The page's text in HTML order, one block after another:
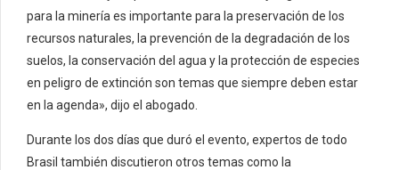
para la minería es importante para la preservación de los
recursos naturales, la prevención de la degradación de los
suelos, la conservación del agua y la protección de especies
en peligro de extinción son temas que siempre deben estar
en la agenda», dijo el abogado.
Durante los dos días que duró el evento, expertos de todo
Brasil también discutieron otros temas como la